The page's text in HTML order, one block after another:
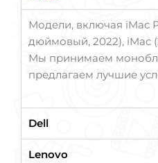
Модели, включая iMac
дюймовый, 2022), iMac
Мы принимаем
предлагаем лучшие
Dell
Lenovo